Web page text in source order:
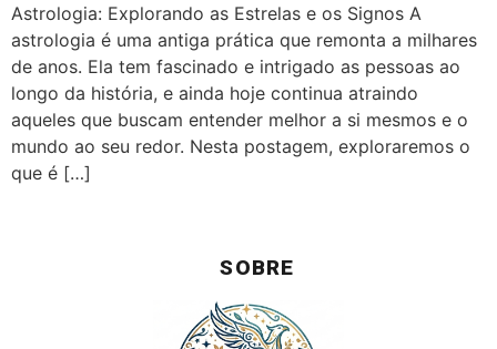
Astrologia: Explorando as Estrelas e os Signos A
astrologia é uma antiga prática que remonta a milhares
de anos. Ela tem fascinado e intrigado as pessoas ao
longo da história, e ainda hoje continua atraindo
aqueles que buscam entender melhor a si mesmos e o
mundo ao seu redor. Nesta postagem, exploraremos o
que é […]
SOBRE